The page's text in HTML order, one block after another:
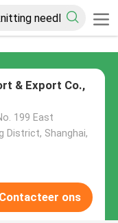
& Export Co.,
199 East
District, Shanghai,
Contacteer ons